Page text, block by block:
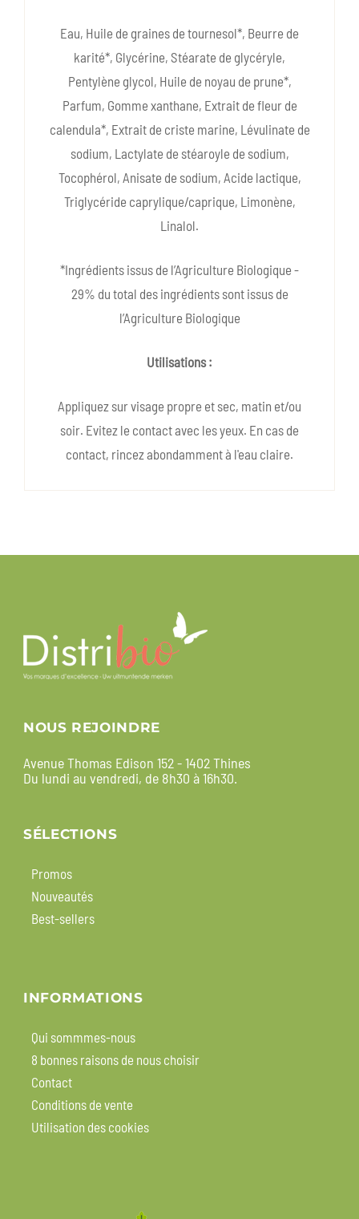
Eau, Huile de graines de tournesol*, Beurre de
karité*, Glycérine, Stéarate de glycéryle,
Pentylène glycol, Huile de noyau de prune*,
Parfum, Gomme xanthane, Extrait de fleur de
calendula*, Extrait de criste marine, Lévulinate de
sodium, Lactylate de stéaroyle de sodium,
Tocophérol, Anisate de sodium, Acide lactique,
Triglycéride caprylique/caprique, Limonène,
Linalol.
*Ingrédients issus de l’Agriculture Biologique -
29% du total des ingrédients sont issus de
l’Agriculture Biologique
Utilisations :
Appliquez sur visage propre et sec, matin et/ou
soir. Evitez le contact avec les yeux. En cas de
contact, rincez abondamment à l'eau claire.
NOUS REJOINDRE
Avenue Thomas Edison 152 - 1402 Thines
Du lundi au vendredi, de 8h30 à 16h30.
SÉLECTIONS
Promos
Nouveautés
Best-sellers
INFORMATIONS
Qui sommmes-nous
8 bonnes raisons de nous choisir
Contact
Conditions de vente
Utilisation des cookies